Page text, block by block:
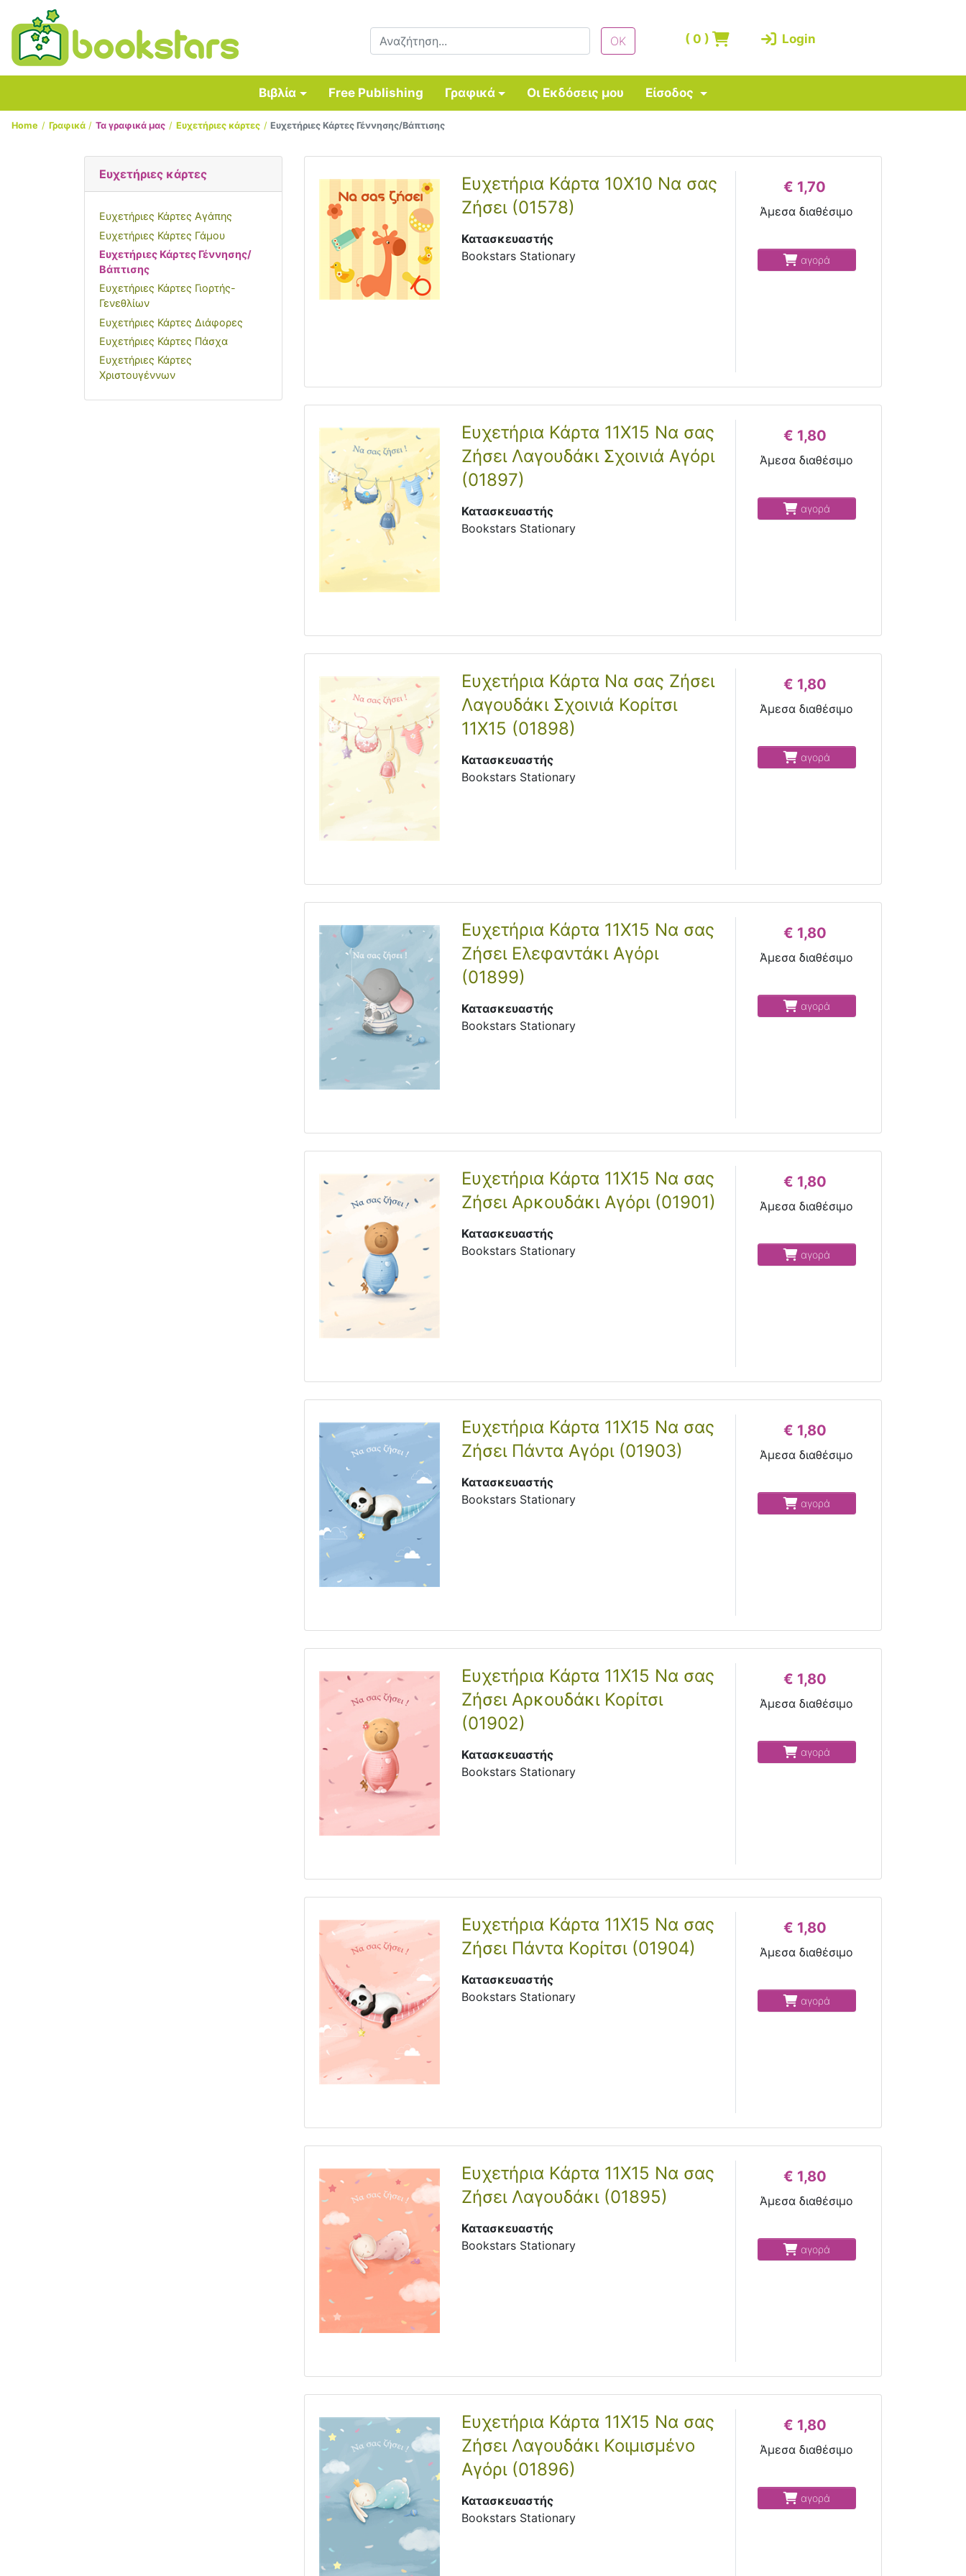
(0 ) Login
Βιβλία Free Publishing Γραφικά Οι Εκδόσεις μου Είσοδος
Home Γραφικά Τα γραφικά μας Ευχετήριες κάρτες Ευχετήριες Κάρτες Γέννησης/Βάπτισης
Ευχετήριες κάρτες
Ευχετήριες Κάρτες Αγάπης
Ευχετήριες Κάρτες Γάμου
Ευχετήριες Κάρτες Γέννησης/
Βάπτισης
Ευχετήριες Κάρτες Γιορτής-
Γενεθλίων
Ευχετήριες Κάρτες Διάφορες
Ευχετήριες Κάρτες Πάσχα
Ευχετήριες Κάρτες
Χριστουγέννων
Ευχετήρια Κάρτα 10X10 Να σας
Ζήσει (01578)
Κατασκευαστής
Bookstars Stationary
€ 1,70
Άμεσα διαθέσιμο
αγορά
Ευχετήρια Κάρτα 11Χ15 Να σας
Ζήσει Λαγουδάκι Σχοινιά Αγόρι
(01897)
Κατασκευαστής
Bookstars Stationary
€ 1,80
Άμεσα διαθέσιμο
αγορά
Ευχετήρια Κάρτα Να σας Ζήσει
Λαγουδάκι Σχοινιά Κορίτσι
11Χ15 (01898)
Κατασκευαστής
Bookstars Stationary
€ 1,80
Άμεσα διαθέσιμο
αγορά
Ευχετήρια Κάρτα 11Χ15 Να σας
Ζήσει Ελεφαντάκι Αγόρι
(01899)
Κατασκευαστής
Bookstars Stationary
€ 1,80
Άμεσα διαθέσιμο
αγορά
Ευχετήρια Κάρτα 11Χ15 Να σας
Ζήσει Αρκουδάκι Αγόρι (01901)
Κατασκευαστής
Bookstars Stationary
€ 1,80
Άμεσα διαθέσιμο
αγορά
Ευχετήρια Κάρτα 11Χ15 Να σας
Ζήσει Πάντα Αγόρι (01903)
Κατασκευαστής
Bookstars Stationary
€ 1,80
Άμεσα διαθέσιμο
αγορά
Ευχετήρια Κάρτα 11Χ15 Να σας
Ζήσει Αρκουδάκι Κορίτσι
(01902)
Κατασκευαστής
Bookstars Stationary
€ 1,80
Άμεσα διαθέσιμο
αγορά
Ευχετήρια Κάρτα 11Χ15 Να σας
Ζήσει Πάντα Κορίτσι (01904)
Κατασκευαστής
Bookstars Stationary
€ 1,80
Άμεσα διαθέσιμο
αγορά
Ευχετήρια Κάρτα 11Χ15 Να σας
Ζήσει Λαγουδάκι (01895)
Κατασκευαστής
Bookstars Stationary
€ 1,80
Άμεσα διαθέσιμο
αγορά
Ευχετήρια Κάρτα 11Χ15 Να σας
Ζήσει Λαγουδάκι Κοιμισμένο
Αγόρι (01896)
Κατασκευαστής
Bookstars Stationary
€ 1,80
Άμεσα διαθέσιμο
αγορά